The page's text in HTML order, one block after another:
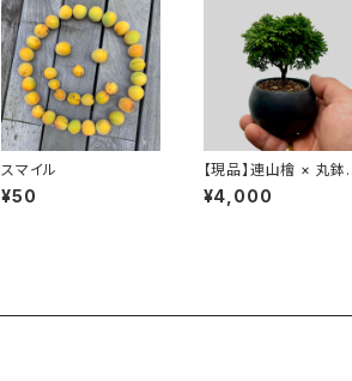
スマイル
¥50
【現品】連山檜 × 丸鉢
黒（丸鉢 白でも制作可）
¥4,000